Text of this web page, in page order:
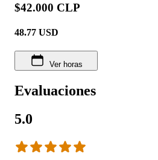
$42.000 CLP
48.77 USD
Ver horas
Evaluaciones
5.0